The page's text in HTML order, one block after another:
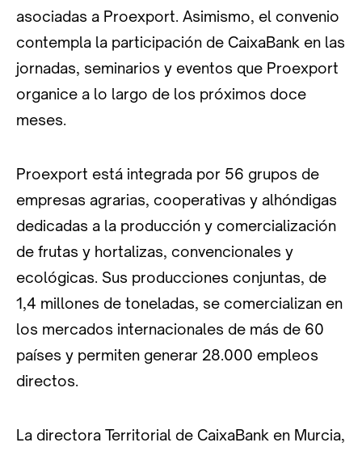
asociadas a Proexport. Asimismo, el convenio
contempla la participación de CaixaBank en las
jornadas, seminarios y eventos que Proexport
organice a lo largo de los próximos doce
meses.
Proexport está integrada por 56 grupos de
empresas agrarias, cooperativas y alhóndigas
dedicadas a la producción y comercialización
de frutas y hortalizas, convencionales y
ecológicas. Sus producciones conjuntas, de
1,4 millones de toneladas, se comercializan en
los mercados internacionales de más de 60
países y permiten generar 28.000 empleos
directos.
La directora Territorial de CaixaBank en Murcia,